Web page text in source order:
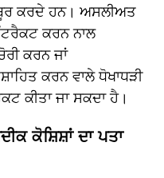
ਕਰਦੇ ਹਨ। ਅਸਲੀਅਤ
ਕਰਨ ਨਾਲ
ਕਰਨ ਜਾਂ
ਕਰਨ ਵਾਲੇ ਧੋਖਾਧੜੀ
ਕੀਤਾ ਜਾ ਸਕਦਾ ਹੈ।
ਕੋਸ਼ਿਸ਼ਾਂ ਦਾ ਪਤਾ